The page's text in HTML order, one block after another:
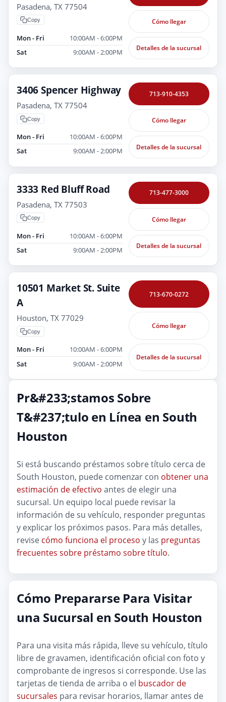
Pasadena, TX 77504
Copy
Mon - Fri
10:00AM - 6:00PM
Sat
9:00AM - 2:00PM
Cómo llegar
Detalles de la sucursal
3406 Spencer Highway
Pasadena, TX 77504
Copy
Mon - Fri
10:00AM - 6:00PM
Sat
9:00AM - 2:00PM
713-910-4353
Cómo llegar
Detalles de la sucursal
3333 Red Bluff Road
Pasadena, TX 77503
Copy
Mon - Fri
10:00AM - 6:00PM
Sat
9:00AM - 2:00PM
713-477-3000
Cómo llegar
Detalles de la sucursal
10501 Market St. Suite
A
Houston, TX 77029
Copy
Mon - Fri
10:00AM - 6:00PM
Sat
9:00AM - 2:00PM
713-670-0272
Cómo llegar
Detalles de la sucursal
Pr&#233;stamos Sobre
T&#237;tulo en Línea en South
Houston
Si está buscando préstamos sobre título cerca de
South Houston, puede comenzar con obtener una
estimación de efectivo antes de elegir una
sucursal. Un equipo local puede revisar la
información de su vehículo, responder preguntas
y explicar los próximos pasos. Para más detalles,
revise cómo funciona el proceso y las preguntas
frecuentes sobre préstamo sobre título.
Cómo Prepararse Para Visitar
una Sucursal en South Houston
Para una visita más rápida, lleve su vehículo, título
libre de gravamen, identificación oficial con foto y
comprobante de ingresos si corresponde. Use las
tarjetas de tienda de arriba o el buscador de
sucursales para revisar horarios, llamar antes de